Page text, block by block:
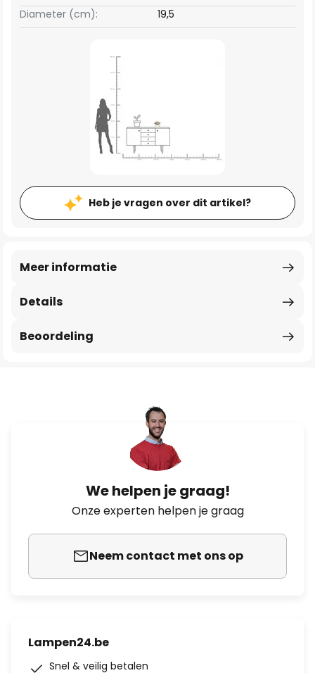
Diameter (cm):
19,5
Heb je vragen over dit artikel?
Details
Meer informatie
Beoordeling
We helpen je graag!
Onze experten helpen je graag
Neem contact met ons op
Lampen24.be
Snel & veilig betalen